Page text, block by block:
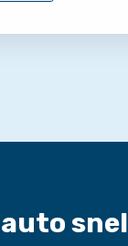
snel